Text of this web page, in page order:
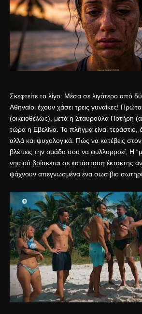
Σκεφτείτε το λίγο: Μέσα σε λιγότερο από
Αθηναίοι έχουν χάσει τρεις γυναίκες!
(οικειοθελώς), μετά η Σταυρούλα Ποτήρη
τώρα η Εβελίνα. Το πλήγμα είναι τεράστιο,
αλλά και ψυχολογικά. Πώς να κατέβεις
βλέπεις την ομάδα σου να φυλλορροεί; Η
νησιού βρίσκεται σε κατάσταση έκτακτης
ψάχνουν απεγνωσμένα ένα σωσίβιο